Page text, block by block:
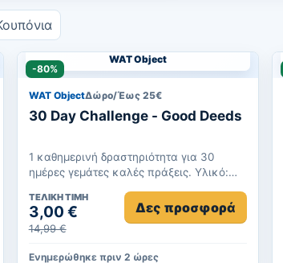
WAT Object
-80%
WAT ObjectΔώρο/Έως 25‎€
30 Day Challenge - Good Deeds
1 καθημερινή δραστηριότητα για 30
ημέρες γεμάτες καλές πράξεις. Υλικό:
ΤΕΛΙΚΉ ΤΙΜΉ
3,00 €
14,99 €
Δες προσφορά
Ενημερώθηκε πριν 2 ώρες